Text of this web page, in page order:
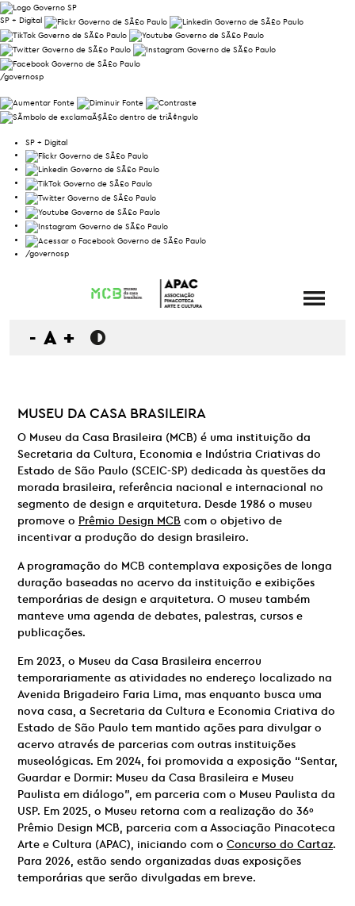
SP + Digital
/governosp
SP + Digital
/governosp
- A +
MUSEU DA CASA BRASILEIRA
O Museu da Casa Brasileira (MCB) é uma instituição da
Secretaria da Cultura, Economia e Indústria Criativas do
Estado de São Paulo (SCEIC-SP) dedicada às questões da
morada brasileira, referência nacional e internacional no
segmento de design e arquitetura. Desde 1986 o museu
promove o Prêmio Design MCB com o objetivo de
incentivar a produção do design brasileiro.
A programação do MCB contemplava exposições de longa
duração baseadas no acervo da instituição e exibições
temporárias de design e arquitetura. O museu também
manteve uma agenda de debates, palestras, cursos e
publicações.
Em 2023, o Museu da Casa Brasileira encerrou
temporariamente as atividades no endereço localizado na
Avenida Brigadeiro Faria Lima, mas enquanto busca uma
nova casa, a Secretaria da Cultura e Economia Criativa do
Estado de São Paulo tem mantido ações para divulgar o
acervo através de parcerias com outras instituições
museológicas. Em 2024, foi promovida a exposição “Sentar,
Guardar e Dormir: Museu da Casa Brasileira e Museu
Paulista em diálogo”, em parceria com o Museu Paulista da
USP. Em 2025, o Museu retorna com a realização do 36º
Prêmio Design MCB, parceria com a Associação Pinacoteca
Arte e Cultura (APAC), iniciando com o Concurso do Cartaz.
Para 2026, estão sendo organizadas duas exposições
temporárias que serão divulgadas em breve.